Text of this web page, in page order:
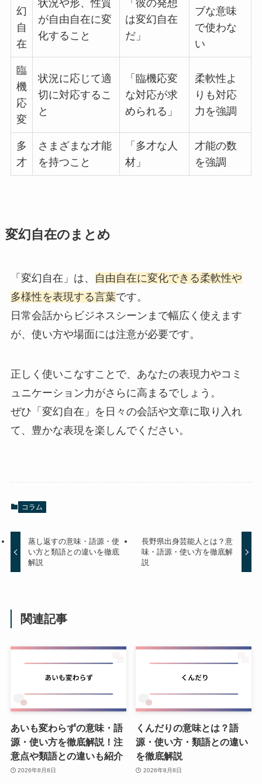
幻
自
在
状況や形、性質
が自由自在に変
化すること
「彼の発想
は変幻自在
だ」
ブな意味
で使わな
い
臨
機
応
変
状況に応じて適
切に対応するこ
と
「臨機応変
な対応が求
められる」
柔軟性よ
りも対応
力を強調
多
才
さまざまな才能
を持つこと
「多才な人
材」
才能の数
を強調
変幻自在のまとめ
「変幻自在」は、
自由自在に変化できる柔軟性や
多様性を表現する言葉です。
日常会話からビジネスシーンまで幅広く使えます
が、使い方や場面には注意が必要です。
正しく使いこなすことで、あなたの表現力やコミ
ュニケーション力がさらに高まるでしょう。
ぜひ「変幻自在」を日々の会話や文章に取り入れ
て、豊かな表現を楽しんでください。
コラム
蒸し返すの意味・語源・使
い方と類語との違いを徹底
解説
長野県出身芸能人とは？意
味・語源・使い方を徹底解
説
関連記事
あいも変わらずの意味・語
源・使い方を徹底解説！注
意点や類語との違いも紹介
2026年8月8日
くんだりの意味とは？語
源・使い方・類語との違い
を徹底解説
2026年8月8日